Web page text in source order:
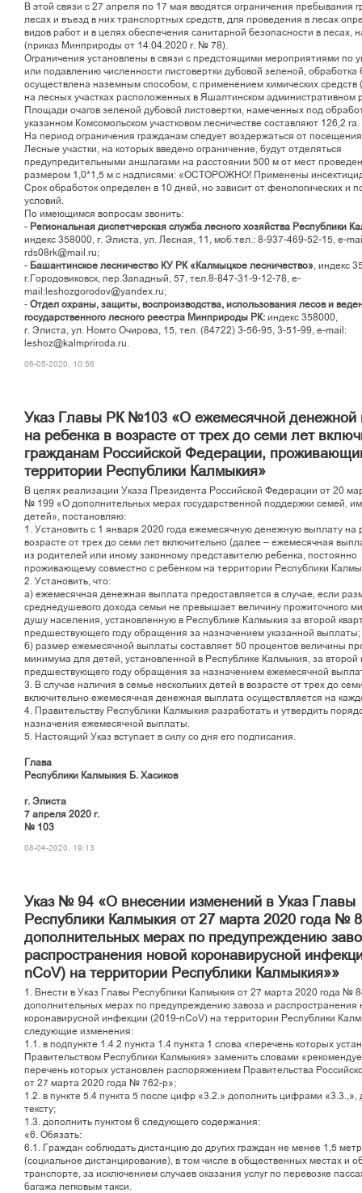
В этой связи с 27 апреля по 17 мая вводятся ограничения пребывания
лесах и въезд в них транспортных средств, для проведения в лесах
видов работ и в целях обеспечения санитарной безопасности в лесах,
(приказ Минприроды от 14.04.2020 г. № 78).
Ограничения установлены в связи с предстоящими мероприятиями по
или подавлению численности листовертки дубовой зеленой, обработка
осуществлена наземным способом, с применением химических средств
на лесных участках расположенных в Яшалтинском административном
Площади очагов зеленой дубовой листовертки, намеченных под
указанном Комсомольском участковом лесничестве составляют 126,2 га.
На период ограничения гражданам следует воздержаться от
Лесные участки, на которых введено ограничение, будут отделяться
предупредительными аншлагами на расстоянии 500 м от мест
размером 1,0*1,5 м с надписями: «ОСТОРОЖНО! Применены
Срок обработок определен в 10 дней, но зависит от фенологических и
условий.
По имеющимся вопросам звонить:
- Региональная диспетчерская служба лесного хозяйства Республики
индекс 358000, г. Элиста, ул. Лесная, 11, моб.тел.: 8-937-469-52-15, e-
rds08rk@mail.ru;
- Башантинское лесничество КУ РК «Калмыцкое лесничество», индекс
г.Городовиковск, пер.Западный, 57, тел.8-847-31-9-12-78, e-
mail:leshozgorodov@yandex.ru;
- Отдел охраны, защиты, воспроизводства, использования лесов и
государственного лесного реестра Минприроды РК: индекс 358000,
г. Элиста, ул. Номто Очирова, 15, тел. (84722) 3-56-95, 3-51-99, e-mail:
leshoz@kalmpriroda.ru.
06-05-2020, 10:56
Указ Главы РК №103 «О ежемесячной денежной
на ребенка в возрасте от трех до семи лет
гражданам Российской Федерации,
территории Республики Калмыкия»
В целях реализации Указа Президента Российской Федерации от 20
№ 199 «О дополнительных мерах государственной поддержки семей,
детей», постановляю:
1. Установить с 1 января 2020 года ежемесячную денежную выплату на
возрасте от трех до семи лет включительно (далее – ежемесячная
из родителей или иному законному представителю ребенка, постоянно
проживающему совместно с ребенком на территории Республики
2. Установить, что:
а) ежемесячная денежная выплата предоставляется в случае, если
среднедушевого дохода семьи не превышает величину прожиточного
душу населения, установленную в Республике Калмыкия за второй
предшествующего году обращения за назначением указанной выплаты;
б) размер ежемесячной выплаты составляет 50 процентов величины
минимума для детей, установленной в Республике Калмыкия, за второй
предшествующего году обращения за назначением ежемесячной
3. В случае наличия в семье нескольких детей в возрасте от трех до
включительно ежемесячная денежная выплата осуществляется на
4. Правительству Республики Калмыкия разработать и утвердить
назначения ежемесячной выплаты.
5. Настоящий Указ вступает в силу со дня его подписания.
Глава
Республики Калмыкия Б. Хасиков
г. Элиста
7 апреля 2020 г.
№ 103
08-04-2020, 19:13
Указ № 94 «О внесении изменений в Указ Главы
Республики Калмыкия от 27 марта 2020 года №
дополнительных мерах по предупреждению
распространения новой коронавирусной
nCoV) на территории Республики Калмыкия»»
1. Внести в Указ Главы Республики Калмыкия от 27 марта 2020 года №
дополнительных мерах по предупреждению завоза и распространения
коронавирусной инфекции (2019-nCoV) на территории Республики
следующие изменения:
1.1. в подпункте 1.4.2 пункта 1.4 пункта 1 слова «перечень которых
Правительством Республики Калмыкия» заменить словами
перечень которых установлен распоряжением Правительства
от 27 марта 2020 года № 762-р»;
1.2. в пункте 5.4 пункта 5 после цифр «3.2.» дополнить цифрами «3.3.,»,
тексту;
1.3. дополнить пунктом 6 следующего содержания:
«6. Обязать:
6.1. Граждан соблюдать дистанцию до других граждан не менее 1,5
(социальное дистанцирование), в том числе в общественных местах и
транспорте, за исключением случаев оказания услуг по перевозке
багажа легковым такси.